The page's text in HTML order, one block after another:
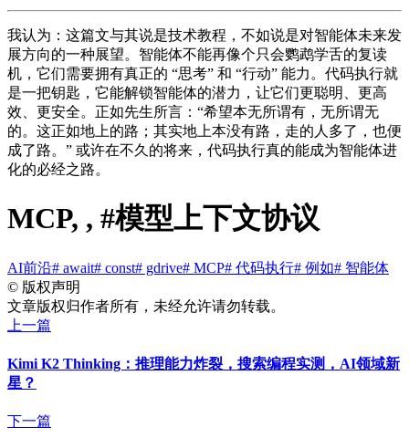
我认为：这篇文与其说是技术教程，不如说是对智能体未来发
展方向的一种展望。智能体不能再像个只会鹦鹉学舌的复读
机，它们需要拥有真正的 “思考” 和 “行动” 能力。代码执行就
是一把钥匙，它能解锁智能体的潜力，让它们更聪明、更高
效、更安全。正如先生所言：“希望本无所谓有，无所谓无
的。这正如地上的路；其实地上本没有路，走的人多了，也便
成了路。” 或许在不久的将来，代码执行真的能成为智能体进
化的必经之路。
MCP, , #模型上下文协议
AI前沿# await# const# gdrive# MCP# 代码执行# 例如# 智能体
© 版权声明
文章版权归作者所有，未经允许请勿转载。
上一篇
Kimi K2 Thinking：推理能力炸裂，搜索编程实测，AI领域新
星？
下一篇